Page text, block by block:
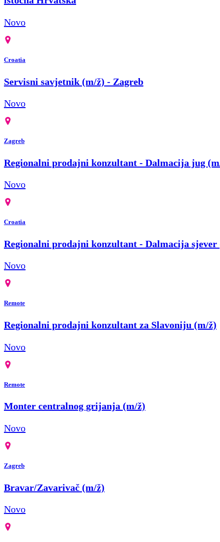
Novo
Croatia
Servisni savjetnik (m/ž) - Zagreb
Novo
Zagreb
Regionalni prodajni konzultant - Dalmacija jug
Novo
Croatia
Regionalni prodajni konzultant - Dalmacija sjever
Novo
Remote
Regionalni prodajni konzultant za Slavoniju (m/ž)
Novo
Remote
Monter centralnog grijanja (m/ž)
Novo
Zagreb
Bravar/Zavarivač (m/ž)
Novo